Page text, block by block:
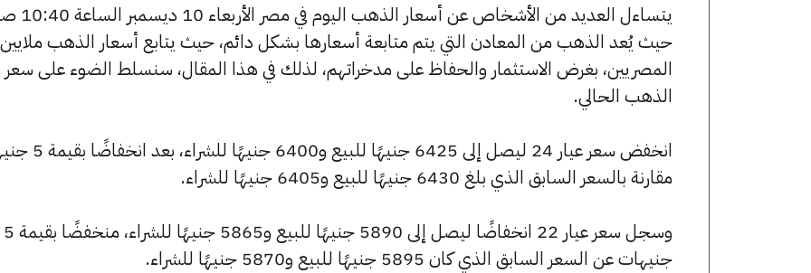
يتساءل العديد من
حيث يُعد الذهب من المعادن التي يتم متابعة أسعارها بشكل دائم، حيث يتابع أسعار الذهب ملايين
المصريين، بغرض الاستثمار والحفاظ على مدخراتهم، لذلك في هذا المقال، سنسلط الضوء على سعر
الذهب الحالي.
انخفض سعر عيار 24 ليصل إلى 6425 جنيهًا
مقارنة بالسعر السابق الذي بلغ 6430 جنيهًا للبيع و6405 جنيهًا للشراء.
وسجل سعر عيار 22 انخفاضًا ليصل إلى 5890 جنيهًا للبيع و5865 جنيهًا للشراء، منخفضًا بقيمة 5
جنيهات عن السعر السابق الذي كان 5895 جنيهًا للبيع و5870 جنيهًا للشراء.